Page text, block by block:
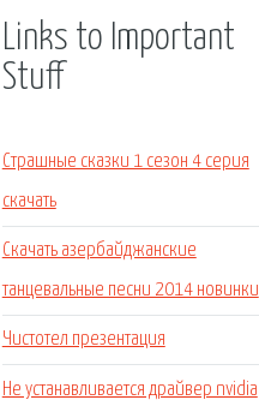
Links to Important
Stuff
Страшные сказки 1 сезон 4 серия
скачать
Скачать азербайджанские
танцевальные песни 2014 новинки
Чистотел презентация
Не устанавливается драйвер nvidia